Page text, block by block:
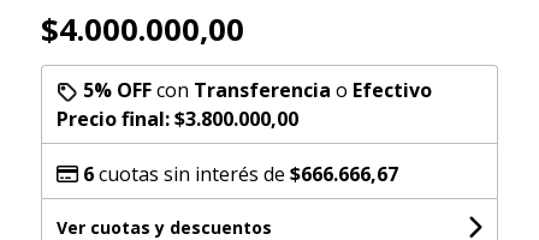
$4.000.000,00
5% OFFcon Transferencia o Efectivo
Precio final:$3.800.000,00
6cuotas sin interés de $666.666,67
Ver cuotas y descuentos